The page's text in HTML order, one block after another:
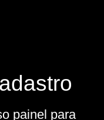
painel para